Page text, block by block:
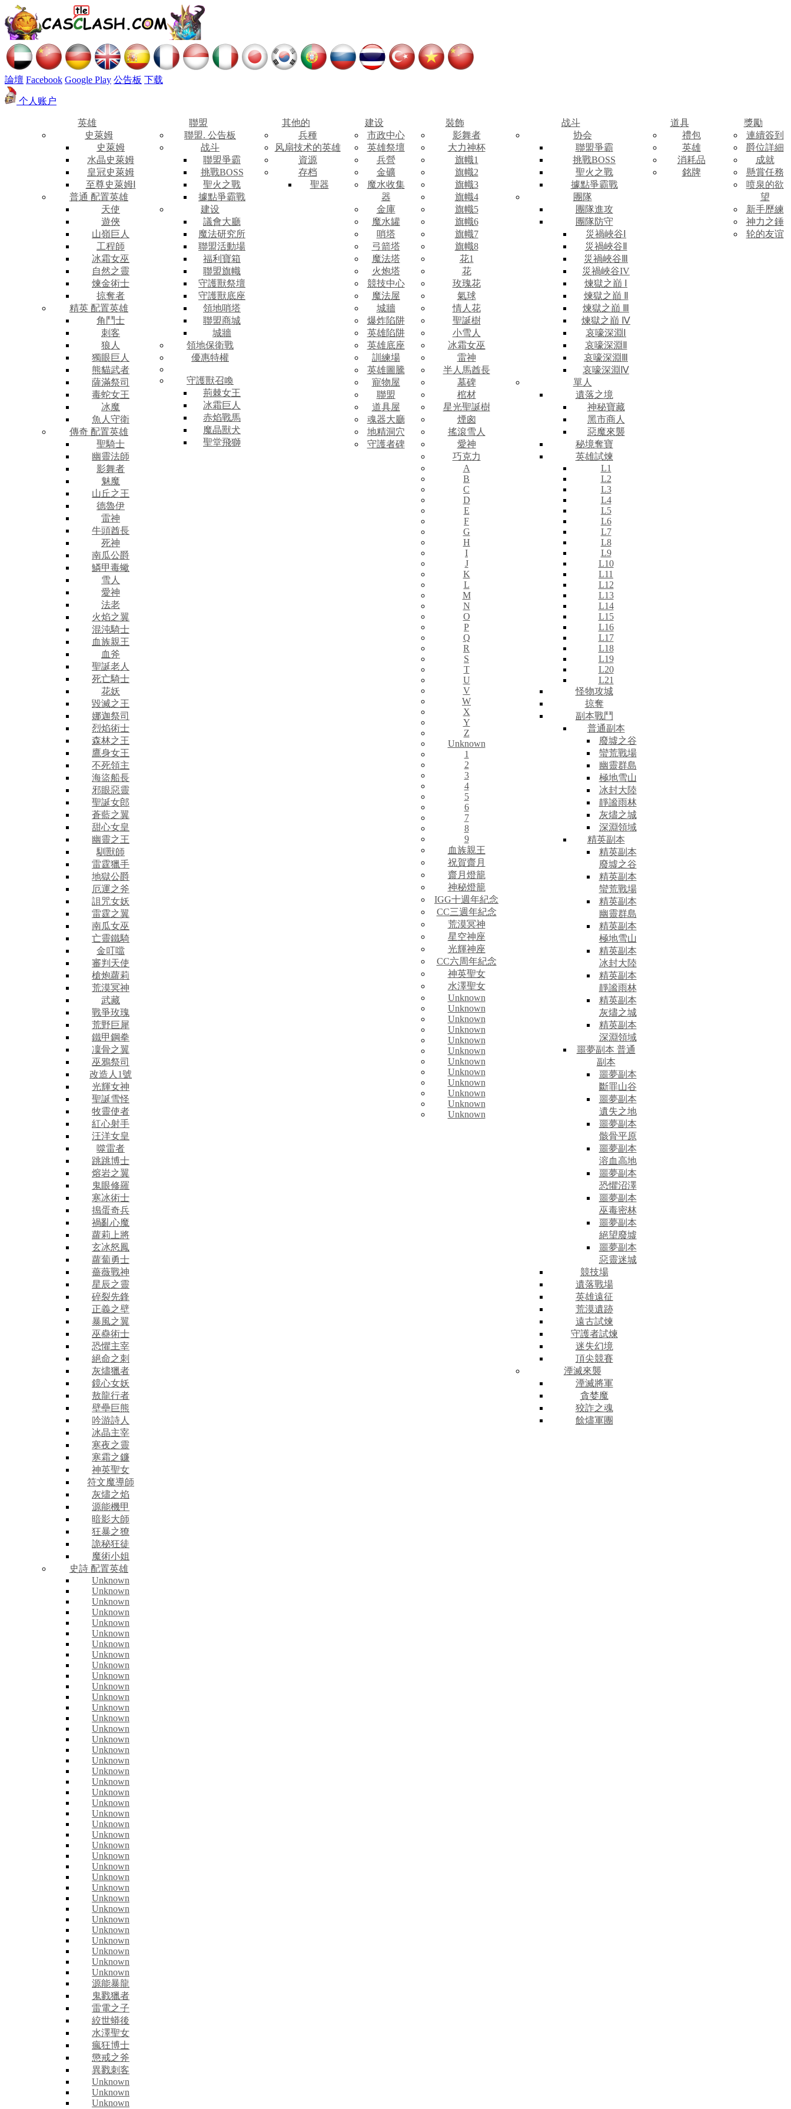
論壇 Facebook Google Play 公告板 下载
个人账户
英雄
史萊姆
史萊姆
水晶史萊姆
皇冠史萊姆
至尊史萊姆Ⅰ
普通 配置英雄
天使
遊俠
山嶺巨人
工程師
冰霜女巫
自然之靈
煉金術士
掠奪者
精英 配置英雄
角鬥士
刺客
狼人
獨眼巨人
熊貓武者
薩滿祭司
毒蛇女王
冰魔
魚人守衛
傳奇 配置英雄
聖騎士
幽靈法師
影舞者
魅魔
山丘之王
德魯伊
雷神
牛頭酋長
死神
南瓜公爵
鱗甲毒蠍
雪人
愛神
法老
火焰之翼
混沌騎士
血族親王
血斧
聖誕老人
死亡騎士
花妖
毀滅之王
娜迦祭司
烈焰術士
森林之王
鷹身女王
不死領主
海盜船長
邪眼惡靈
聖誕女郎
蒼藍之翼
甜心女皇
幽靈之王
馴獸師
雷霆獵手
地獄公爵
厄運之斧
詛咒女妖
雷霆之翼
南瓜女巫
亡靈鐵騎
金叮噹
審判天使
槍炮蘿莉
荒漠冥神
武藏
戰爭玫瑰
荒野巨犀
鐵甲鋼拳
凜骨之翼
巫鴉祭司
改造人1號
光輝女神
聖誕雪怪
牧靈使者
紅心射手
汪洋女皇
噬雷者
跳跳博士
熔岩之翼
鬼眼修羅
寒冰術士
搗蛋奇兵
禍亂心魔
蘿莉上將
玄冰怒鳳
蘿蔔勇士
薔薇戰神
星辰之靈
碎裂先鋒
正義之壁
暴風之翼
巫蠱術士
恐懼主宰
絕命之刺
灰燼獵者
鏡心女妖
敖龍行者
壁壘巨熊
吟游詩人
冰晶主宰
寒夜之靈
寒霜之鐮
神英聖女
符文魔導師
灰燼之焰
源能機甲
暗影大師
狂暴之獠
詭秘狂徒
魔術小姐
史詩 配置英雄
Unknown
Unknown
Unknown
Unknown
Unknown
Unknown
Unknown
Unknown
Unknown
Unknown
Unknown
Unknown
Unknown
Unknown
Unknown
Unknown
Unknown
Unknown
Unknown
Unknown
Unknown
Unknown
Unknown
Unknown
Unknown
Unknown
Unknown
Unknown
Unknown
Unknown
Unknown
Unknown
Unknown
Unknown
Unknown
Unknown
Unknown
Unknown
源能暴龍
鬼戮獵者
雷電之子
絞世蟒後
水澤聖女
瘋狂博士
懲戒之斧
異戮刺客
Unknown
Unknown
Unknown
聯盟
聯盟. 公告板
战斗
聯盟爭霸
挑戰BOSS
聖火之戰
據點爭霸戰
建设
議會大廳
魔法研究所
聯盟活動場
福利寶箱
聯盟旗幟
守護獸祭壇
守護獸底座
領地哨塔
聯盟商城
城牆
領地保衛戰
優惠特權
守護獸召喚
荊棘女王
冰霜巨人
赤焰戰馬
魔晶獸犬
聖堂飛獅
其他的
兵種
风扇技术的英雄
資源
存档
聖器
建设
市政中心
英雄祭壇
兵營
金礦
魔水收集
器
金庫
魔水罐
哨塔
弓箭塔
魔法塔
火炮塔
競技中心
魔法屋
城牆
爆炸陷阱
英雄陷阱
英雄底座
訓練場
英雄圖騰
寵物屋
聯盟
道具屋
魂器大廳
地精洞穴
守護者碑
裝飾
影舞者
大力神杯
旗幟1
旗幟2
旗幟3
旗幟4
旗幟5
旗幟6
旗幟7
旗幟8
花1
花
玫瑰花
氣球
情人花
聖誕樹
小雪人
冰霜女巫
雷神
半人馬酋長
墓碑
棺材
星光聖誕樹
煙囪
搖滾雪人
愛神
巧克力
A
B
C
D
E
F
G
H
I
J
K
L
M
N
O
P
Q
R
S
T
U
V
W
X
Y
Z
Unknown
1
2
3
4
5
6
7
8
9
血族親王
祝賀齋月
齋月燈籠
神秘燈籠
IGG十週年紀念
CC三週年紀念
荒漠冥神
星空神座
光輝神座
CC六周年紀念
神英聖女
水澤聖女
Unknown
Unknown
Unknown
Unknown
Unknown
Unknown
Unknown
Unknown
Unknown
Unknown
Unknown
Unknown
战斗
协会
聯盟爭霸
挑戰BOSS
聖火之戰
據點爭霸戰
團隊
團隊進攻
團隊防守
災禍峽谷Ⅰ
災禍峽谷Ⅱ
災禍峽谷Ⅲ
災禍峽谷IV
煉獄之巔 Ⅰ
煉獄之巔 Ⅱ
煉獄之巔 Ⅲ
煉獄之巔 Ⅳ
哀嚎深淵Ⅰ
哀嚎深淵Ⅱ
哀嚎深淵Ⅲ
哀嚎深淵Ⅳ
單人
遺落之境
神秘寶藏
黑市商人
惡魔來襲
秘境奪寶
英雄試煉
L1
L2
L3
L4
L5
L6
L7
L8
L9
L10
L11
L12
L13
L14
L15
L16
L17
L18
L19
L20
L21
怪物攻城
掠奪
副本戰鬥
普通副本
廢墟之谷
蠻荒戰場
幽靈群島
極地雪山
冰封大陸
靜謐雨林
灰燼之城
深淵領域
精英副本
精英副本
廢墟之谷
精英副本
蠻荒戰場
精英副本
幽靈群島
精英副本
極地雪山
精英副本
冰封大陸
精英副本
靜謐雨林
精英副本
灰燼之城
精英副本
深淵領域
噩夢副本 普通
副本
噩夢副本
斷罪山谷
噩夢副本
遺失之地
噩夢副本
骸骨平原
噩夢副本
溶血高地
噩夢副本
恐懼沼澤
噩夢副本
巫毒密林
噩夢副本
絕望廢墟
噩夢副本
惡靈迷城
競技場
遺落戰場
英雄遠征
荒漠遺跡
遠古試煉
守護者試煉
迷失幻境
頂尖競賽
湮滅來襲
湮滅將軍
貪婪魔
狡詐之魂
餘燼軍團
道具
禮包
英雄
消耗品
銘牌
獎勵
連續簽到
爵位詳細
成就
懸賞任務
喷泉的欲
望
新手歷練
神力之錘
轮的友谊